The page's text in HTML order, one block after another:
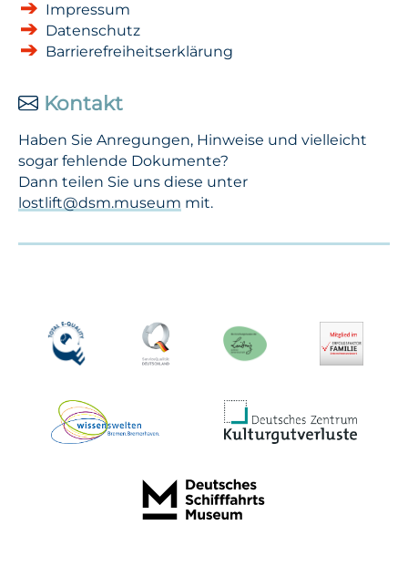
Impressum
Datenschutz
Barrierefreiheitserklärung
Kontakt
Haben Sie Anregungen, Hinweise und vielleicht
sogar fehlende Dokumente?
Dann teilen Sie uns diese unter
lostlift@dsm.museum mit.